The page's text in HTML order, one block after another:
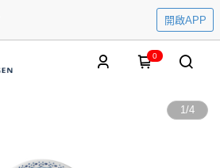
開啟APP
0
1/4